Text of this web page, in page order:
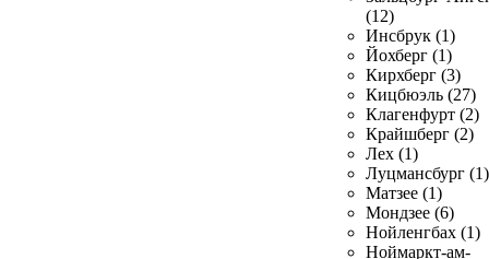
(12)
Инсбрук (1)
Йохберг (1)
Кирхберг (3)
Кицбюэль (27)
Клагенфурт (2)
Крайшберг (2)
Лех (1)
Луцмансбург (1)
Матзее (1)
Мондзее (6)
Нойленгбах (1)
Ноймаркт-ам-